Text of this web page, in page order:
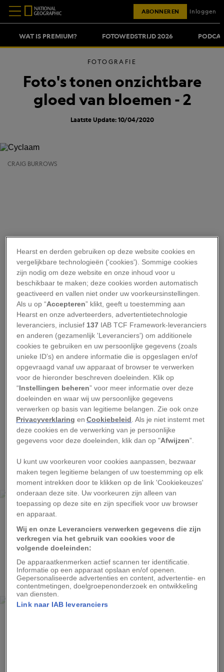
WAT IS PREMIUM? FOTOWEDSTRIJD 2026
ABONNEREN Inloggen
FOTOGRAFIE
Foto's tonen onzichtbare
gloed van bloemen - 2
Laatste Update: 10/04/2020
CRAIG BURROWS
1
CRAIG BURROWS
De mirte (Myrtus communis) zie je normaal makkelijk over
het hoofd. De pigmenten in de helmknoppen van de witte
bloemen ogen onder uv-licht juist erg bont.
2
CRAIG BURROWS
Hearst en derden gebruiken op deze website cookies en
vergelijkbare technologieën ('cookies'). Sommige cookies
zijn nodig om deze website en onze inhoud voor u
beschikbaar te maken; deze cookies worden automatisch
geactiveerd en vallen niet onder uw voorkeursinstellingen.
Als u op “Accepteren” klikt, geeft u toestemming aan
Hearst en onze adverteerders, advertentietechnologie
leveranciers, inclusief 137 IAB TCF Framework-leveranciers
en anderen (gezamenlijk 'Leveranciers') om additionele
cookies te gebruiken en uw persoonlijke gegevens (zoals
unieke ID’s) en andere informatie die is opgeslagen en/of
opgevraagd vanaf uw apparaat of browser te verwerken
voor de hieronder beschreven doeleinden. Klik op
“Instellingen beheren” voor meer informatie over deze
doeleinden en waar wij uw persoonlijke gegevens
verwerken op basis van legitieme belangen. Zie ook onze
Privacyverklaring enCookiebeleid . Als je niet instemt met
deze cookies en de verwerking van je persoonlijke
gegevens voor deze doeleinden, klik dan op "Afwijzen”.
U kunt uw voorkeuren voor cookies aanpassen, bezwaar
maken tegen legitieme belangen of uw toestemming op elk
moment intrekken door te klikken op de link 'Cookiekeuzes'
onderaan deze site. Uw voorkeuren zijn alleen van
toepassing op deze site en zijn specifiek voor uw browser
en apparaat.
Wij en onze Leveranciers verwerken gegevens die zijn
verkregen via het gebruik van cookies voor de
volgende doeleinden:
De apparaatkenmerken actief scannen ter identificatie.
Informatie op een apparaat opslaan en/of openen.
Gepersonaliseerde advertenties en content, advertentie- en
contentmetingen, doelgroepenonderzoek en ontwikkeling
van diensten.
Link naar IAB leveranciers